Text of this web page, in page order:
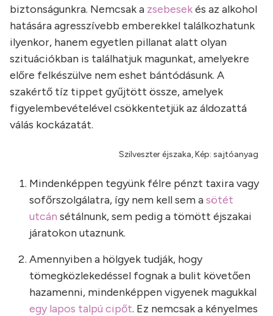
biztonságunkra. Nemcsak a zsebesekés az alkohol
hatására agresszívebb emberekkel találkozhatunk
ilyenkor, hanem egyetlen pillanat alatt olyan
szituációkban is találhatjuk magunkat, amelyekre
előre felkészülve nem eshet bántódásunk. A
szakértő tíz tippet gyűjtött össze, amelyek
figyelembevételével csökkentetjük az áldozattá
válás kockázatát.
Szilveszter éjszaka, Kép: sajtóanyag
Mindenképpen tegyünk félre pénzt taxira vagy
sofőrszolgálatra, így nem kell sem asötét
utcán sétálnunk, sem pedig a tömött éjszakai
járatokon utaznunk.
Amennyiben a hölgyek tudják, hogy
tömegközlekedéssel fognak a bulit követően
hazamenni, mindenképpen vigyenek magukkal
egy lapos talpú cipőt. Ez nemcsak a kényelmes